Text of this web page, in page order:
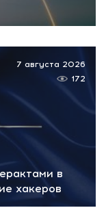
в
хакеров
7 августа 2026
172